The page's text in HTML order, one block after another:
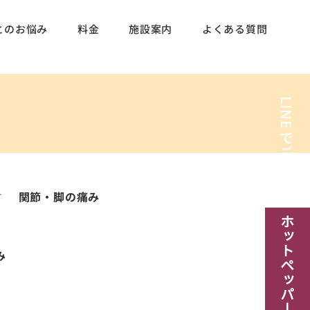
LINE
でご予約
​ホットペッパー予約
のお悩み 料金 施設案内 よくある質問
関節・脚の痛み